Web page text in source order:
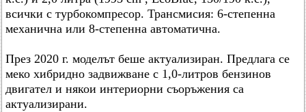
всички с турбокомпресор. Трансмисия: 6-степенна
механична или 8-степенна автоматична.
През 2020 г. моделът беше актуализиран. Предлага се
меко хибридно задвижване с 1,0-литров бензинов
двигател и някои интериорни съоръжения са
актуализирани.